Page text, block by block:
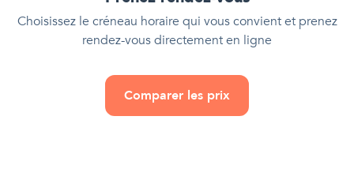
Choisissez le créneau horaire qui vous convient et prenez
rendez-vous directement en ligne
Comparer les prix